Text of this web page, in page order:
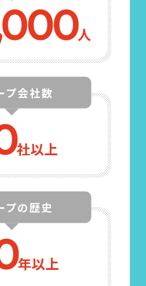
人
プ会社数
社以上
プの歴史
年以上